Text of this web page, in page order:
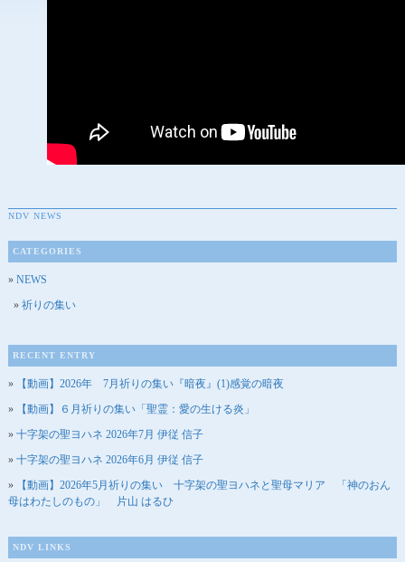
NDV NEWS
CATEGORIES
NEWS
祈りの集い
RECENT ENTRY
【動画】2026年 7月祈りの集い『暗夜』(1)感覚の暗夜
【動画】６月祈りの集い「聖霊：愛の生ける炎」
十字架の聖ヨハネ 2026年7月 伊従 信子
十字架の聖ヨハネ 2026年6月 伊従 信子
【動画】2026年5月祈りの集い 十字架の聖ヨハネと聖母マリア 「神のおん
母はわたしのもの」 片山 はるひ
NDV LINKS